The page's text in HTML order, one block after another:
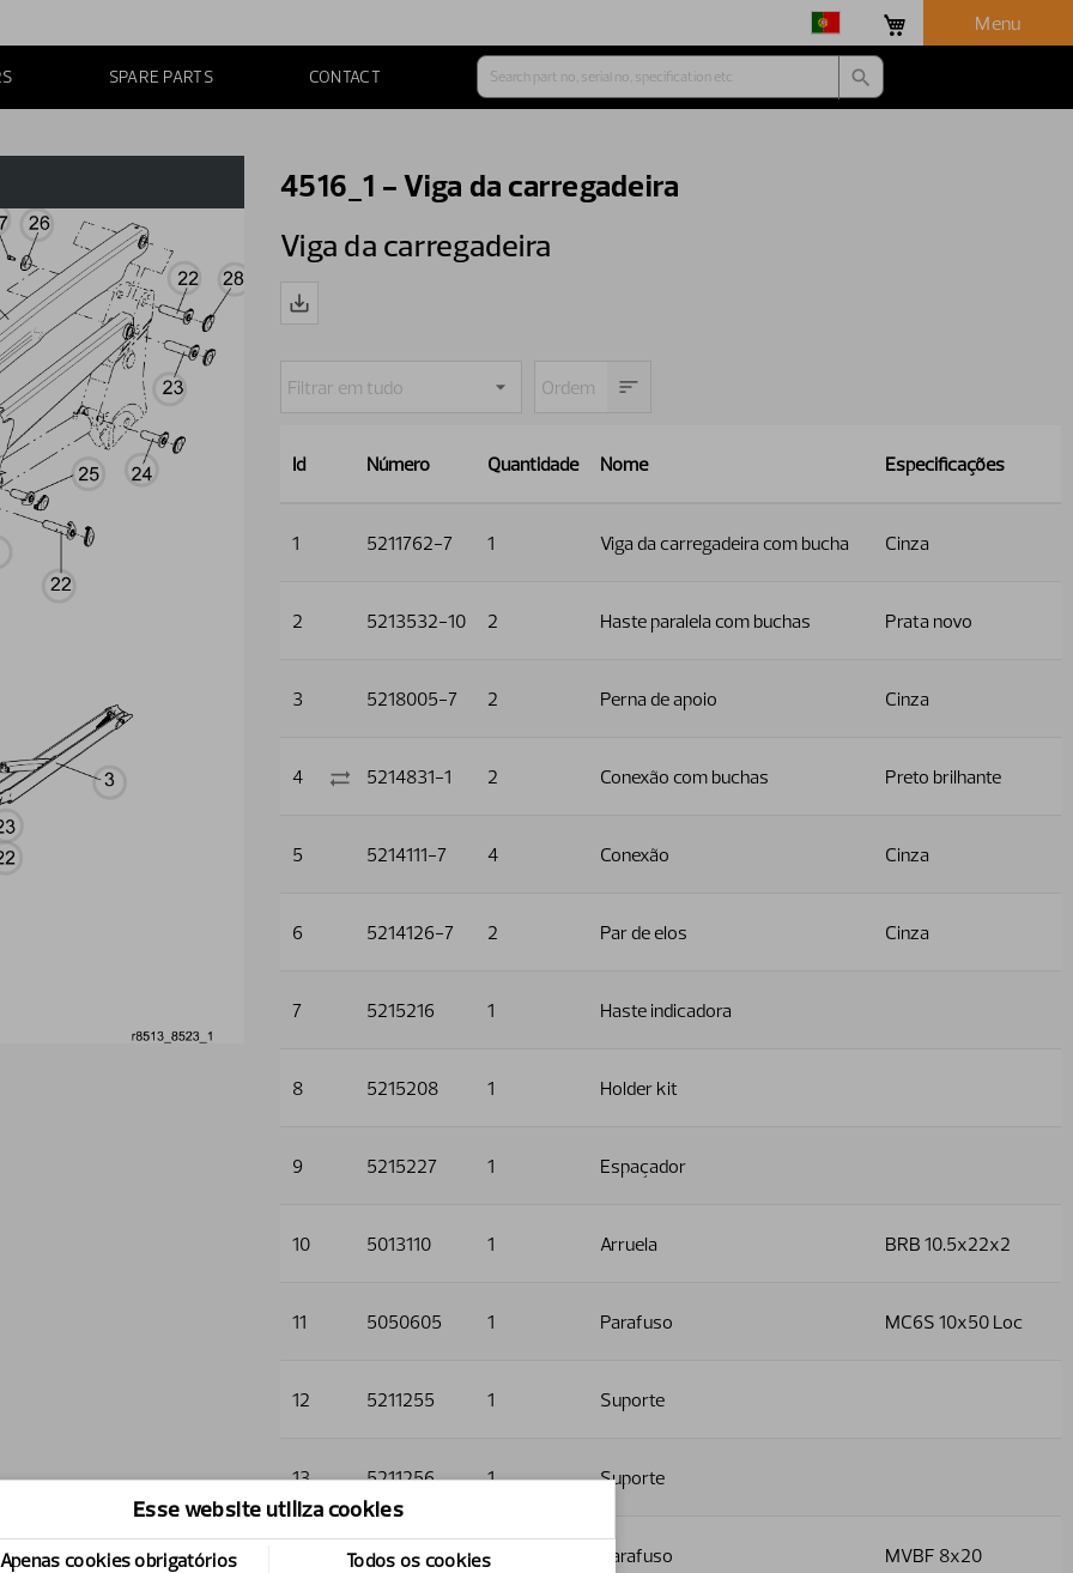
Menu
SPARE PARTS CONTACT
4516_1 - Viga da carregadeira
Viga da carregadeira
Id Número Quantidade Nome Especificações
1 5211762-7 1 Viga da carregadeira com bucha Cinza
2 5213532-10 2 Haste paralela com buchas Prata novo
3 5218005-7 2 Perna de apoio Cinza
4 5214831-1 2 Conexão com buchas Preto brilhante
5 5214111-7 4 Conexão Cinza
6 5214126-7 2 Par de elos Cinza
7 5215216 1 Haste indicadora
8 5215208 1 Holder kit
9 5215227 1 Espaçador
10 5013110 1 Arruela BRB 10.5x22x2
11 5050605 1 Parafuso MC6S 10x50 Loc
12 5211255 1 Suporte
13 5211256 1 Suporte
5006001 4 Parafuso MVBF 8x20
Esse website utiliza cookies
Apenas cookies obrigatórios
Todos os cookies